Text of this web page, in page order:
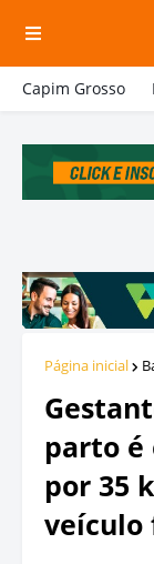
Capim Grosso
Página inicial
parto é
por 35
veículo